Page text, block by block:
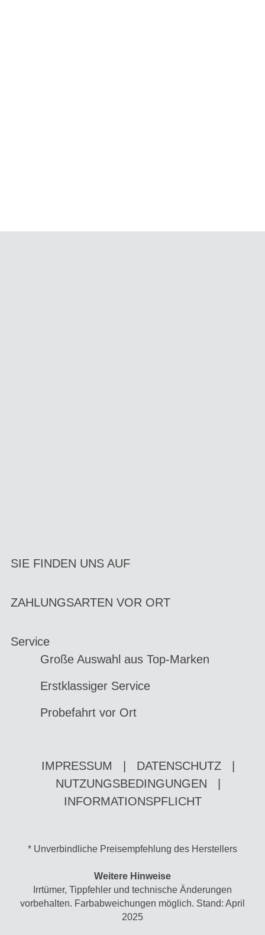
SIE FINDEN UNS AUF
ZAHLUNGSARTEN VOR ORT
Service
Große Auswahl aus Top-Marken
Erstklassiger Service
Probefahrt vor Ort
IMPRESSUM DATENSCHUTZ
NUTZUNGSBEDINGUNGEN
INFORMATIONSPFLICHT
* Unverbindliche Preisempfehlung des Herstellers
Weitere Hinweise
Irrtümer, Tippfehler und technische Änderungen
vorbehalten. Farbabweichungen möglich. Stand: April
2025